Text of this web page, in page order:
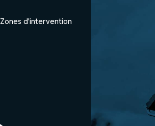
Zones d'intervention